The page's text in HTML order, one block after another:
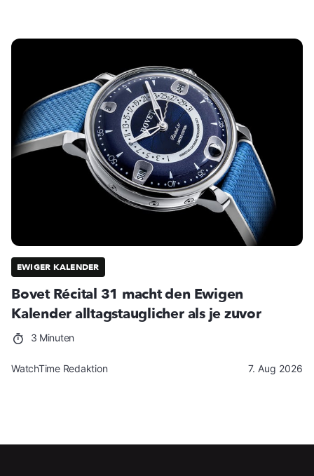
EWIGER KALENDER
Bovet Récital 31 macht den Ewigen
Kalender alltagstauglicher als je zuvor
3 Minuten
WatchTime Redaktion 7. Aug 2026